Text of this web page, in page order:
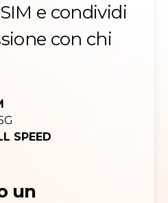
e condividi
con chi
SPEED
un